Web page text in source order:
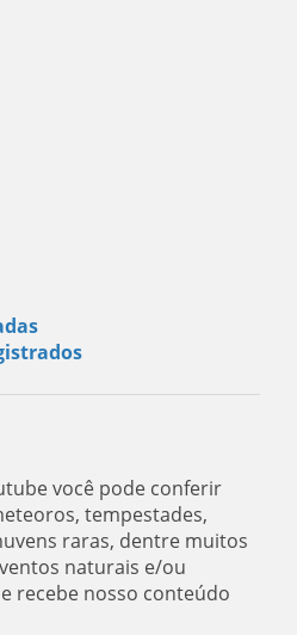
você pode conferir
tempestades,
raras, dentre muitos
naturais e/ou
recebe nosso conteúdo